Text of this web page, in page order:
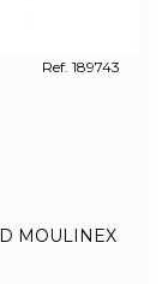
Ref. 189743
MOULINEX